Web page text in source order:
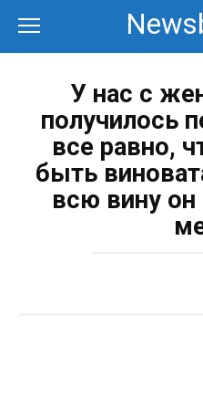
контенту
У нас с
получилось
все равно,
быть
всю вину он